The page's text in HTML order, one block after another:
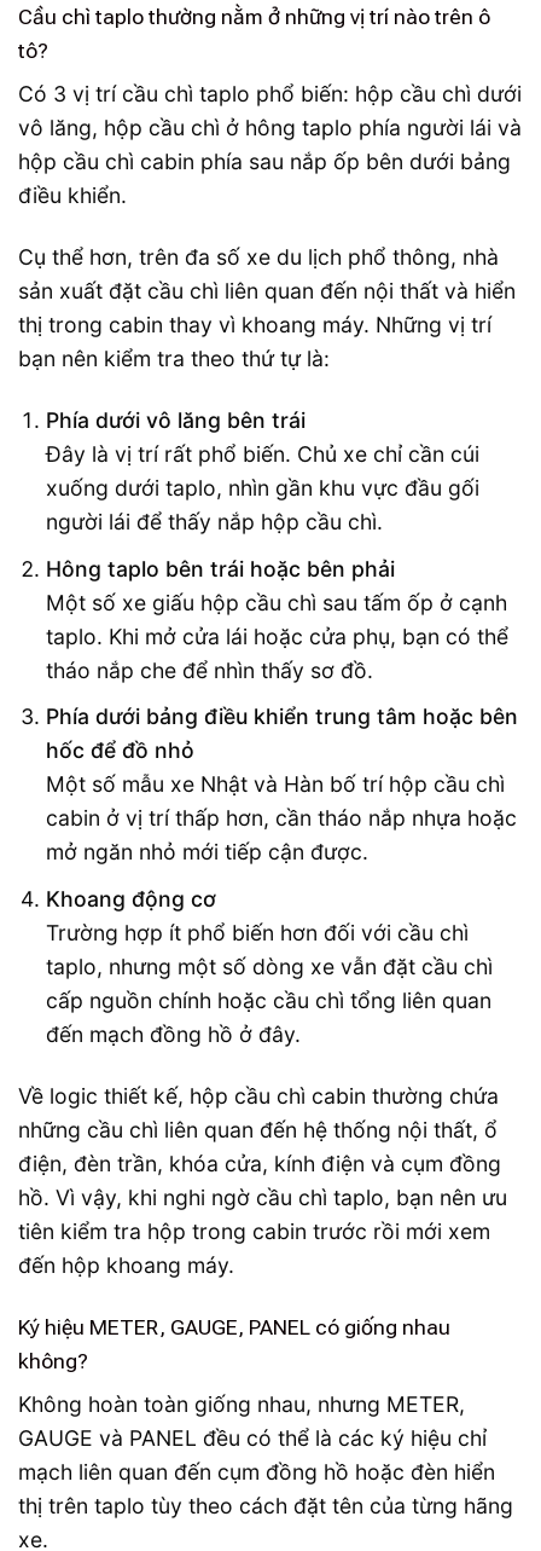
Cầu chì taplo thường nằm ở những vị trí nào trên ô
tô?
Có 3 vị trí cầu chì taplo phổ biến: hộp cầu chì dưới
vô lăng, hộp cầu chì ở hông taplo phía người lái và
hộp cầu chì cabin phía sau nắp ốp bên dưới bảng
điều khiển.
Cụ thể hơn, trên đa số xe du lịch phổ thông, nhà
sản xuất đặt cầu chì liên quan đến nội thất và hiển
thị trong cabin thay vì khoang máy. Những vị trí
bạn nên kiểm tra theo thứ tự là:
Phía dưới vô lăng bên trái
Đây là vị trí rất phổ biến. Chủ xe chỉ cần cúi
xuống dưới taplo, nhìn gần khu vực đầu gối
người lái để thấy nắp hộp cầu chì.
Hông taplo bên trái hoặc bên phải
Một số xe giấu hộp cầu chì sau tấm ốp ở cạnh
taplo. Khi mở cửa lái hoặc cửa phụ, bạn có thể
tháo nắp che để nhìn thấy sơ đồ.
Phía dưới bảng điều khiển trung tâm hoặc bên
hốc để đồ nhỏ
Một số mẫu xe Nhật và Hàn bố trí hộp cầu chì
cabin ở vị trí thấp hơn, cần tháo nắp nhựa hoặc
mở ngăn nhỏ mới tiếp cận được.
Khoang động cơ
Trường hợp ít phổ biến hơn đối với cầu chì
taplo, nhưng một số dòng xe vẫn đặt cầu chì
cấp nguồn chính hoặc cầu chì tổng liên quan
đến mạch đồng hồ ở đây.
Về logic thiết kế, hộp cầu chì cabin thường chứa
những cầu chì liên quan đến hệ thống nội thất, ổ
điện, đèn trần, khóa cửa, kính điện và cụm đồng
hồ. Vì vậy, khi nghi ngờ cầu chì taplo, bạn nên ưu
tiên kiểm tra hộp trong cabin trước rồi mới xem
đến hộp khoang máy.
Ký hiệu METER, GAUGE, PANEL có giống nhau
không?
Không hoàn toàn giống nhau, nhưng METER,
GAUGE và PANEL đều có thể là các ký hiệu chỉ
mạch liên quan đến cụm đồng hồ hoặc đèn hiển
thị trên taplo tùy theo cách đặt tên của từng hãng
xe.